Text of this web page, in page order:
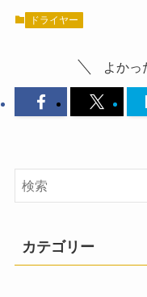
ドライヤー
よかっ
カテゴリー